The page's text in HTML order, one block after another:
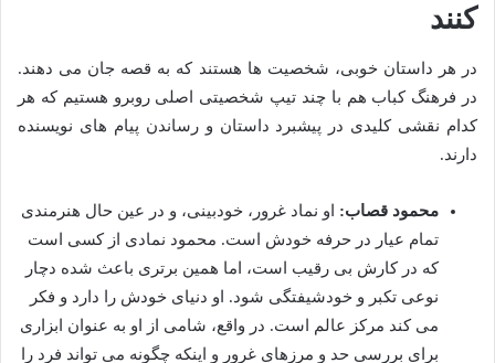
کنند
در هر داستان خوبی، شخصیت ها هستند که به قصه جان می دهند.
در فرهنگ کباب هم با چند تیپ شخصیتی اصلی روبرو هستیم که هر
کدام نقشی کلیدی در پیشبرد داستان و رساندن پیام های نویسنده
دارند.
محمود قصاب: او نماد غرور، خودبینی، و در عین حال هنرمندی
تمام عیار در حرفه خودش است. محمود نمادی از کسی است
که در کارش بی رقیب است، اما همین برتری باعث شده دچار
نوعی تکبر و خودشیفتگی شود. او دنیای خودش را دارد و فکر
می کند مرکز عالم است. در واقع، شامی از او به عنوان ابزاری
برای بررسی حد و مرزهای غرور و اینکه چگونه می تواند فرد را